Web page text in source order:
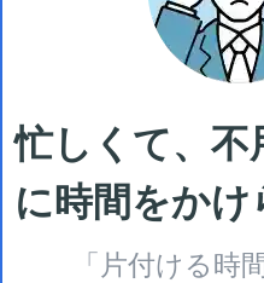
忙しくて、不
に時間をか
「片付ける時